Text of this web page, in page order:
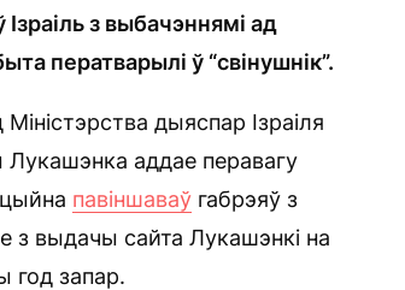
з выбачэннямі ад
ператварылі ў “свінушнік”.
дыяспар Ізраіля
Лукашэнка аддае перавагу
павіншаваў габрэяў з
з выдачы сайта Лукашэнкі на
год запар.